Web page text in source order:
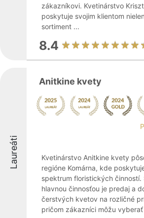
zákazníkovi. Kvetinárstvo
poskytuje svojim klientom
sortiment ...
8.4
Laureáti
Anitkine kvety
Kvetinárstvo Anitkine kvety
regióne Komárna, kde
spektrum floristických činností.
hlavnou činnosťou je predaj a
čerstvých kvetov na rozličné
pričom zákazníci môžu